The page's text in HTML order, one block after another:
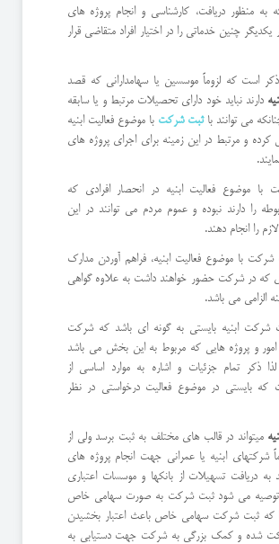
منظور دریافت، کارشناسی و انجام پروژه های
یکدیگر چنین خدماتی را در اختیار افراد متقاضی قرار
ذکر است که لزوماً موسسین یا سهامدارانی که قصد
دارند نباید خود دارای تحصیلات مرتبط و یا سابقه
می توانند باثبت شرکت با موضوع فعالیت ابنیه
کرده و مرتبط در این زمینه برای اجرای پروژه های
با موضوع فعالیت ابنیه در انحصار افرادی که
را دارند نبوده و عموم مردم می توانند در این
را انجام دهند.
با موضوع فعالیت ابنیه، فراهم آوردن مدارک
که در شرکت حضور خواهند داشت به علاوه گواهی
الزامی می باشد.
شرکت ابنیه بایستی به گونه ای باشد که شرکت
امور و پروژه هایی که مربوط به این بخش می باشد
لذا ذکر تمام جزئیات و اشاره به موارد اساسی از
که بایستی در موضوع فعالیت درخواستی در نظر
میتواند در قالب های مختلف به ثبت برسد ولی از
شرکتهای ابنیه یا عمرانی جهت انجام پروژه های
به دریافت تسهیلات از بانکها و موسسات اعتباری
توصیه می شود ثبت شرکت به صورت سهامی خاص
که ثبت شرکت سهامی خاص باعث اعتبار بخشیدن
شده و کمک بزرگی به شرکت جهت دستیابی به